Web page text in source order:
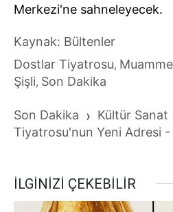
Merkezi'ne sahneleyecek.
Kaynak: Bültenler
Dostlar Tiyatrosu,
Şişli, Son Dakika
Son Dakika › Kültür Sanat
Tiyatrosu'nun Yeni Adresi -